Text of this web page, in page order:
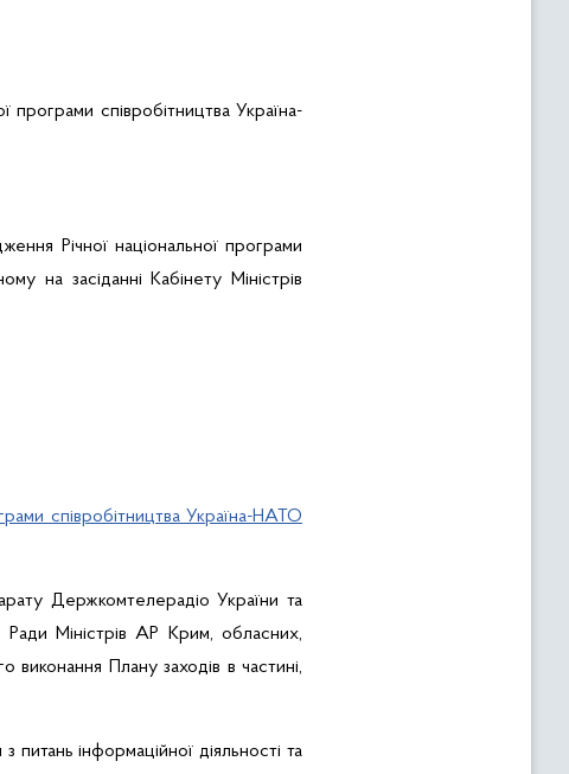
програми співробітництва Україна-
Річної національної програми
на засіданні Кабінету Міністрів
співробітництва Україна-НАТО
Держкомтелерадіо України та
Ради Міністрів АР Крим, обласних,
виконання Плану заходів в частині,
інформаційної діяльності та